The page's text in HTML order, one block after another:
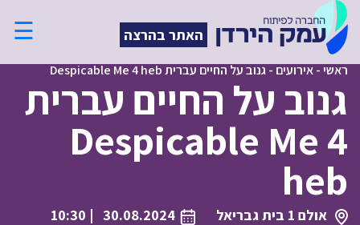
האתר בהרצה ☰
ראשי-אירועים -גנוב על החיים עברית Despicable Me 4 heb
גנוב על החיים עברית
Despicable Me 4
heb
אולם 1 בית גבריאל 30.08.2024
| 10:30